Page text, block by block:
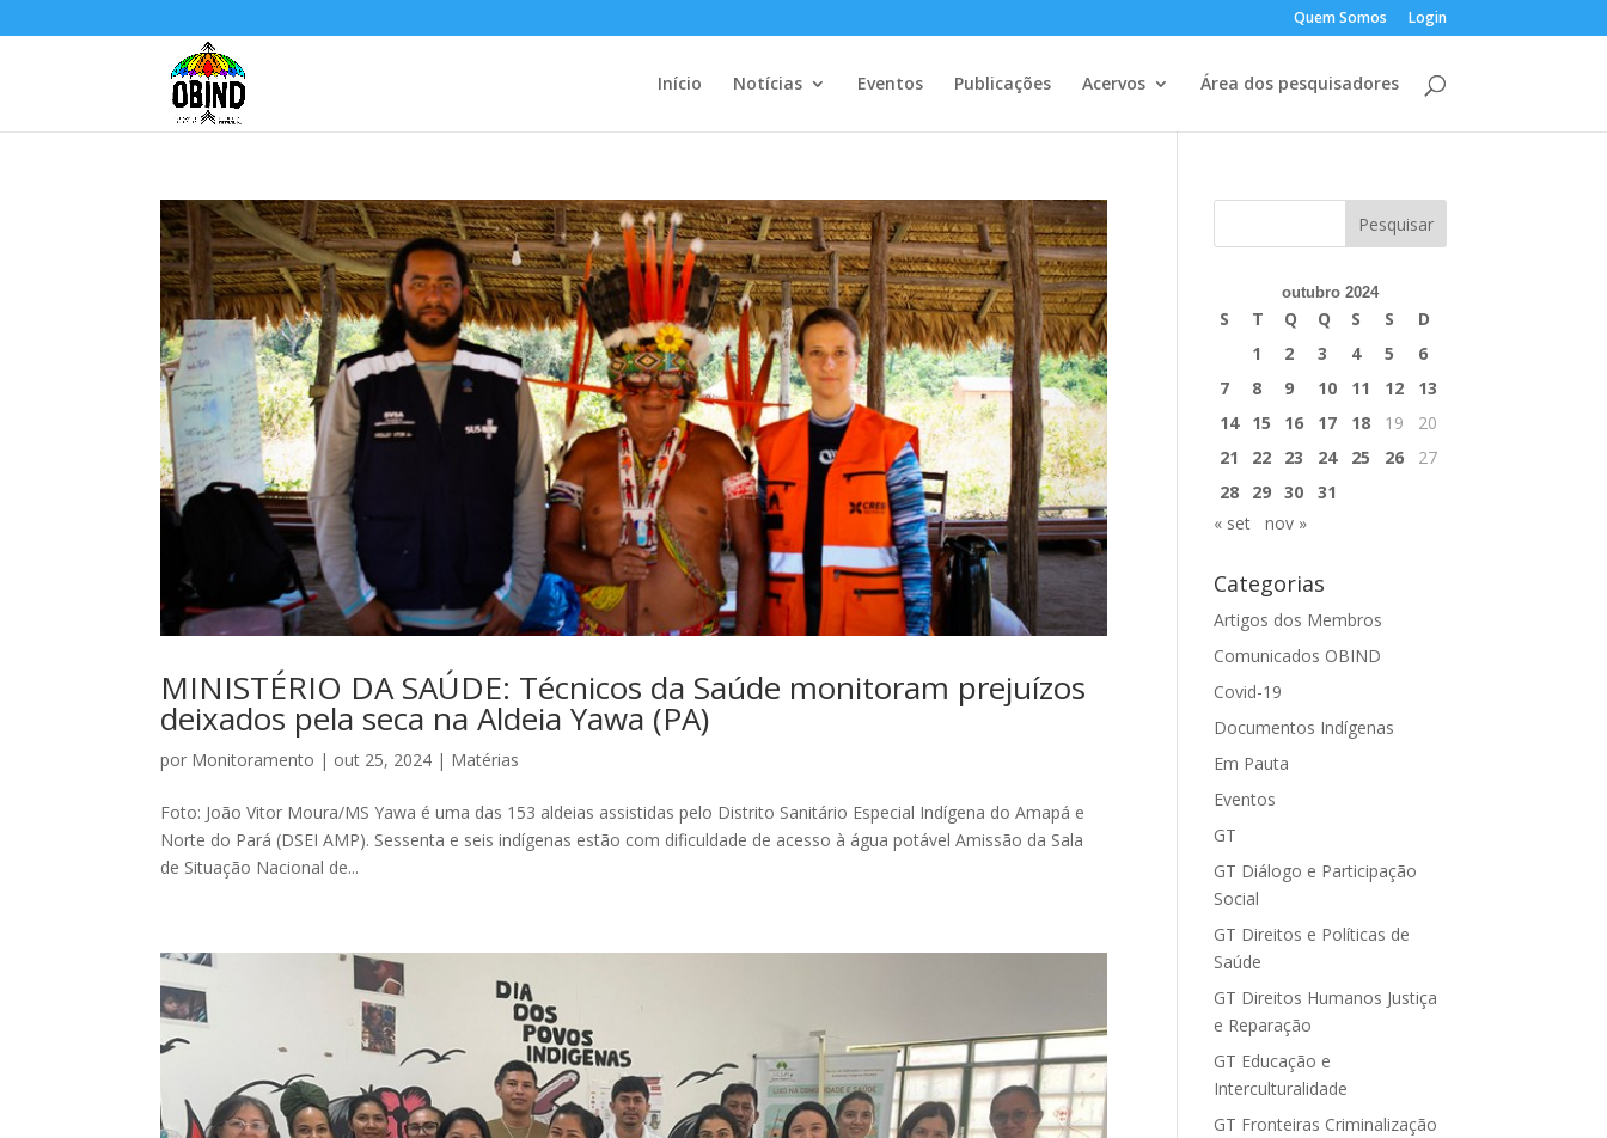
Quem Somos Login
Início Notícias Eventos Publicações Acervos Área dos pesquisadores
MINISTÉRIO DA SAÚDE: Técnicos da Saúde monitoram prejuízos
deixados pela seca na Aldeia Yawa (PA)
por Monitoramento | out 25, 2024 | Matérias
Foto: João Vitor Moura/MS Yawa é uma das 153 aldeias assistidas pelo Distrito Sanitário Especial Indígena do Amapá e
Norte do Pará (DSEI AMP). Sessenta e seis indígenas estão com dificuldade de acesso à água potável Amissão da Sala
de Situação Nacional de...
outubro 2024
S T Q Q S S
D
1
2 3 4 5
6
7
8 9 10 11 12
13
14
15 16 17 18 19
20
21
22 23 24 25 26
27
28
29 30
31
« set
nov »
Categorias
Artigos dos Membros
Comunicados OBIND
Covid-19
Documentos Indígenas
Em Pauta
Eventos
GT
GT Diálogo e Participação
Social
GT Direitos e Políticas de
Saúde
GT Direitos Humanos Justiça
e Reparação
GT Educação e
Interculturalidade
GT Fronteiras Criminalização